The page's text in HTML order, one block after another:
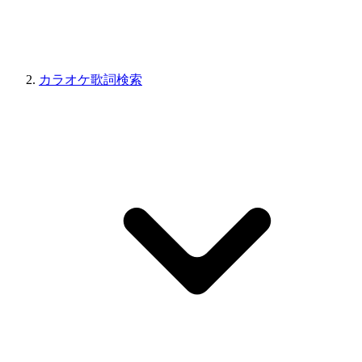
カラオケ歌詞検索